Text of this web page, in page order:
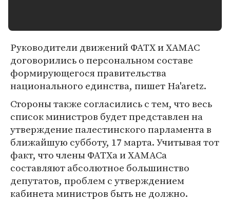
Руководители движений ФАТХ и ХАМАС
договорились о персональном составе
формирующегося правительства
национального единства, пишет Ha'aretz.
Стороны также согласились с тем, что весь
список министров будет представлен на
утверждение палестинского парламента в
ближайшую субботу, 17 марта. Учитывая тот
факт, что члены ФАТХа и ХАМАСа
составляют абсолютное большинство
депутатов, проблем с утверждением
кабинета министров быть не должно.